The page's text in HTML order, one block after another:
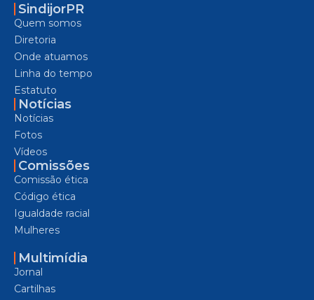
SindijorPR
Quem somos
Diretoria
Onde atuamos
Linha do tempo
Estatuto
Notícias
Notícias
Fotos
Vídeos
Comissões
Comissão ética
Código ética
Igualdade racial
Mulheres
Multimídia
Jornal
Cartilhas